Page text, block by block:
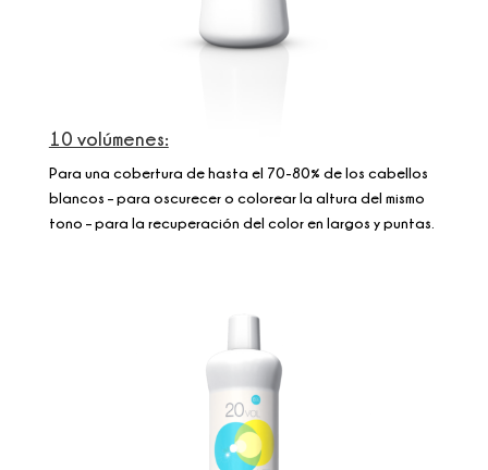
10 volúmenes:
Para una cobertura de hasta el 70-80% de los cabellos
blancos – para oscurecer o colorear la altura del mismo
tono – para la recuperación del color en largos y puntas.